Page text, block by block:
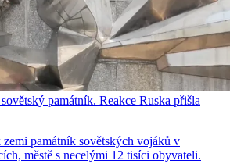
památník. Reakce Ruska přišla
památník sovětských vojáků v
městě s necelými 12 tisíci obyvateli.